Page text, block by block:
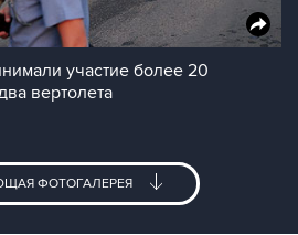
участие более 20
вертолета
ФОТОГАЛЕРЕЯ